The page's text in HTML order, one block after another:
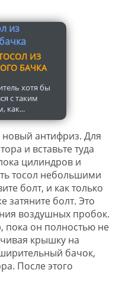
ИЗ
БАЧКА
хотя бы
с таким
как...
новый антифриз. Для
и вставьте туда
цилиндров и
тосол небольшими
болт, и как только
затяните болт. Это
воздушных пробок.
пока он полностью не
крышку на
бачок,
После этого